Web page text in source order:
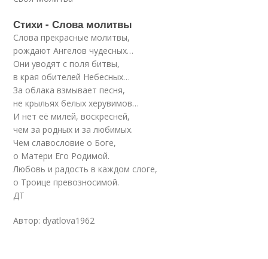
Стихи - Слова молитвы
Слова прекрасные молитвы,
рождают Ангелов чудесных…
Они уводят с поля битвы,
в края обителей Небесных…
За облака взмывает песня,
не крыльях белых херувимов…
И нет её милей, воскресней,
чем за родных и за любимых.
Чем славословие о Боге,
о Матери Его Родимой.
Любовь и радость в каждом слоге,
о Троице превозносимой.
ДТ
Автор: dyatlova1962